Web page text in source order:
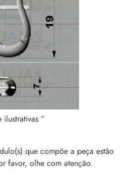
ilustrativas ”
que compõe a peça estão
favor, olhe com atenção.